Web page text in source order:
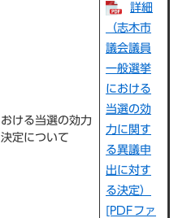
ける当選の効力
定について
詳細
（志木市
議会議員
一般選挙
における
当選の効
力に関す
る異議申
出に対す
る決定）
[PDFファ